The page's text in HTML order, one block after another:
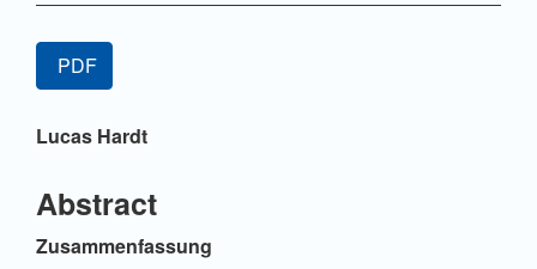
Artikel-
Sidebar
PDF
Hauptsächlicher
Lucas Hardt
Abstract
Zusammenfassung